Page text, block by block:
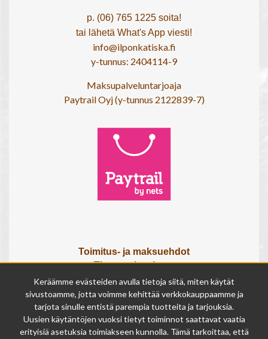
p. (06) 765 1225 soita!
tai lähetä What's App viesti!
info@ilponkatiska.fi
y-tunnus: 2404114-9
Maksupalveluntarjoaja
Paytrail Oyj (y-tunnus 2122839-7)
Toimitus- ja maksuehdot
Tietosuojaseloste
Tietoa meistä
Osta lahjakortti
Tilauksen peruutuslomake
Olemme avoinna
Keräämme evästeiden avulla tietoja siitä, miten käytät
sivustoamme, jotta voimme kehittää verkkokauppaamme ja
tarjota sinulle entistä parempia tuotteita ja tarjouksia.
Uusien käytäntöjen vuoksi tietyt toiminnot saattavat vaatia
erityisiä asetuksia toimiakseen kunnolla. Tämä tarkoittaa, että